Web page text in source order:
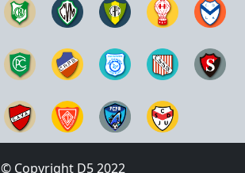
© Copyright D5 2022